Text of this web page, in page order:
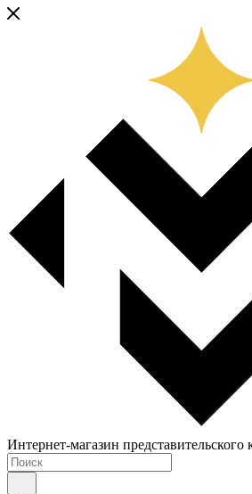
Интернет-магазин представительского